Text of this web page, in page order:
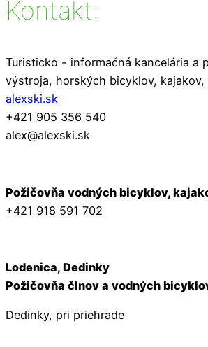
Kontakt:
Turisticko - informačná kancelária a
výstroja, horských bicyklov, kajakov,
alexski.sk
+421 905 356 540
alex@alexski.sk
Požičovňa vodných bicyklov,
+421 918 591 702
Lodenica, Dedinky
Požičovňa člnov a vodných
Dedinky, pri priehrade